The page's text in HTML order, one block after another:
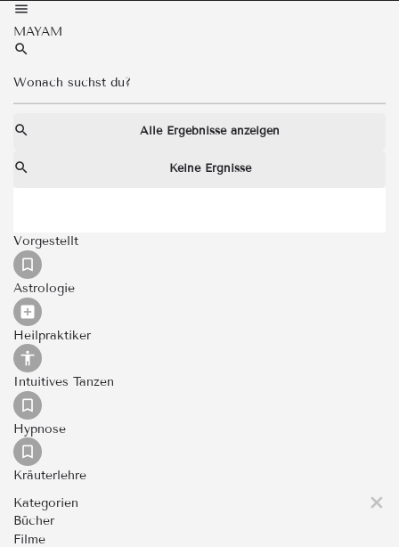
MAYAM
Alle Ergebnisse anzeigen
Keine Ergnisse
Vorgestellt
Astrologie
Heilpraktiker
Intuitives Tanzen
Hypnose
Kräuterlehre
Kategorien
Bücher
Filme